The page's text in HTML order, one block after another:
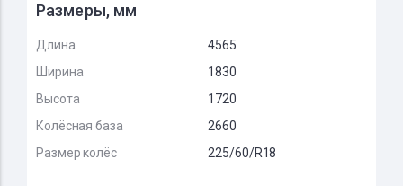
Размеры, мм
Длина
4565
Ширина
1830
Высота
1720
Колёсная база
2660
Размер колёс
225/60/R18